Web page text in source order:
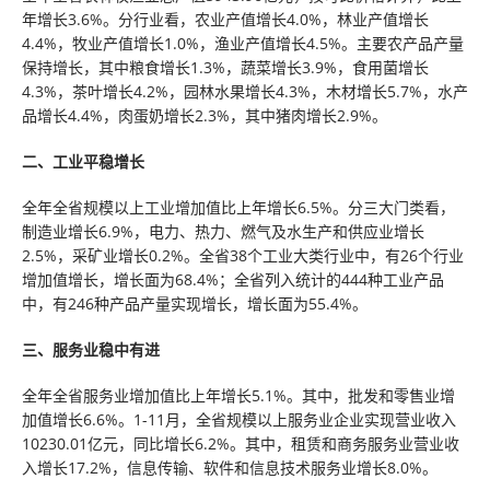
年增长3.6%。分行业看，农业产值增长4.0%，林业产值增长
4.4%，牧业产值增长1.0%，渔业产值增长4.5%。主要农产品产量
保持增长，其中粮食增长1.3%，蔬菜增长3.9%，食用菌增长
4.3%，茶叶增长4.2%，园林水果增长4.3%，木材增长5.7%，水产
品增长4.4%，肉蛋奶增长2.3%，其中猪肉增长2.9%。
二、工业平稳增长
全年全省规模以上工业增加值比上年增长6.5%。分三大门类看，
制造业增长6.9%，电力、热力、燃气及水生产和供应业增长
2.5%，采矿业增长0.2%。全省38个工业大类行业中，有26个行业
增加值增长，增长面为68.4%；全省列入统计的444种工业产品
中，有246种产品产量实现增长，增长面为55.4%。
三、服务业稳中有进
全年全省服务业增加值比上年增长5.1%。其中，批发和零售业增
加值增长6.6%。1-11月，全省规模以上服务业企业实现营业收入
10230.01亿元，同比增长6.2%。其中，租赁和商务服务业营业收
入增长17.2%，信息传输、软件和信息技术服务业增长8.0%。